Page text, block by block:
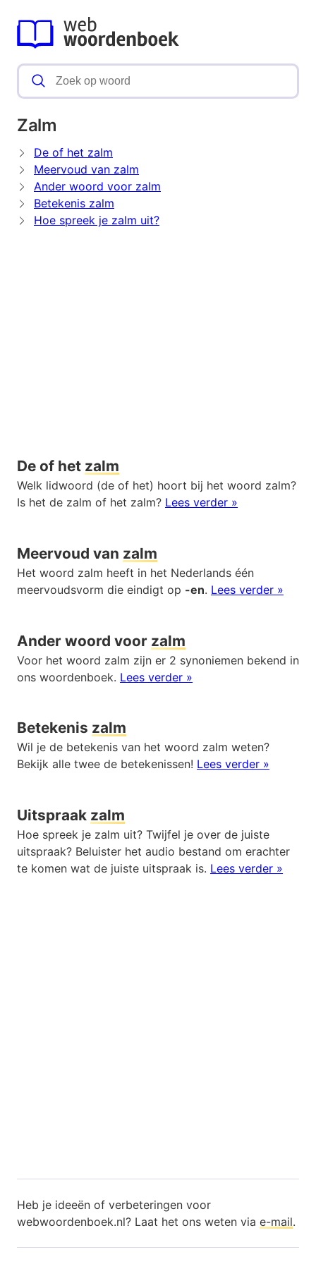
Zalm
De of het zalm
Meervoud van zalm
Ander woord voor zalm
Betekenis zalm
Hoe spreek je zalm uit?
De of het zalm
Welk lidwoord (de of het) hoort bij het woord zalm?
Is het de zalm of het zalm? Lees verder »
Meervoud van zalm
Het woord zalm heeft in het Nederlands één
meervoudsvorm die eindigt op -en. Lees verder »
Ander woord voor zalm
Voor het woord zalm zijn er 2 synoniemen bekend in
ons woordenboek. Lees verder »
Betekenis zalm
Wil je de betekenis van het woord zalm weten?
Bekijk alle twee de betekenissen! Lees verder »
Uitspraak zalm
Hoe spreek je zalm uit? Twijfel je over de juiste
uitspraak? Beluister het audio bestand om erachter
te komen wat de juiste uitspraak is. Lees verder »
Heb je ideeën of verbeteringen voor
webwoordenboek.nl? Laat het ons weten via e-mail.